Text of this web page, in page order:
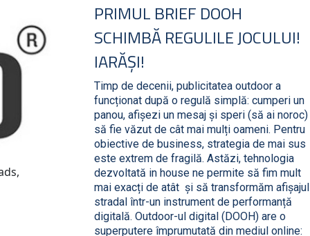
PRIMUL BRIEF DOOH
SCHIMBĂ REGULILE JOCULUI!
IARĂȘI!
Timp de decenii, publicitatea outdoor a
funcționat după o regulă simplă: cumperi un
panou, afișezi un mesaj și speri (să ai noroc)
să fie văzut de cât mai mulți oameni. Pentru
obiective de business, strategia de mai sus
este extrem de fragilă. Astăzi, tehnologia
dezvoltată in house ne permite să fim mult
mai exacți de atât și să transformăm afișajul
stradal într-un instrument de performanță
digitală. Outdoor-ul digital (DOOH) are o
superputere împrumutată din mediul online: